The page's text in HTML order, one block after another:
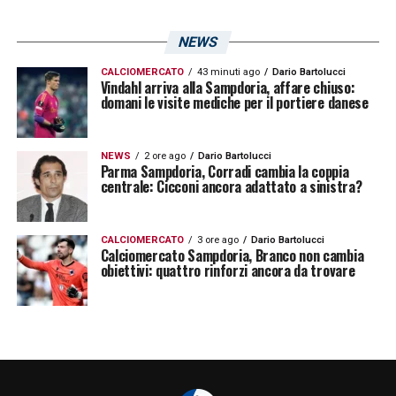
Liam Henderson. Assente infine Edoardo
Soleri, che ha usufruito di un permesso
familiare da neopapà.
Sampdoria Carrarese, rifinitura e
partenza
La giornata di domani sarà decisiva per
definire le ultime scelte: nel pomeriggio è
prevista la rifinitura, seguita dalla cena di
gruppo e dalla partenza per il ritiro pre-gara.
costruzione di una partita in cui la
NEWS
CALCIOMERCATO 43 minuti ago Dario Bartolucci
Vindahl arriva alla Sampdoria, affare chiuso:
domani le visite mediche per il portiere danese
NEWS 2 ore ago Dario Bartolucci
Parma Sampdoria, Corradi cambia la coppia
centrale: Cicconi ancora adattato a sinistra?
CALCIOMERCATO 3 ore ago Dario Bartolucci
Calciomercato Sampdoria, Branco non cambia
obiettivi: quattro rinforzi ancora da trovare